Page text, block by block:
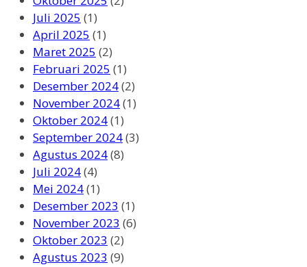
Juli 2025 (1)
April 2025 (1)
Maret 2025 (2)
Februari 2025 (1)
Desember 2024(2)
November 2024(1)
Oktober 2024(1)
September 2024(3)
Agustus 2024(8)
Juli 2024(4)
Mei 2024(1)
Desember 2023 (1)
November 2023 (6)
Oktober 2023 (2)
Agustus 2023 (9)